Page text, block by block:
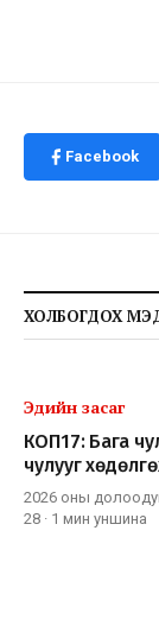
Facebook
ХОЛБОГДОХ
Эдийн засаг
КОП17: Бага
чулууг
2026 оны
28 · 1 мин уншина